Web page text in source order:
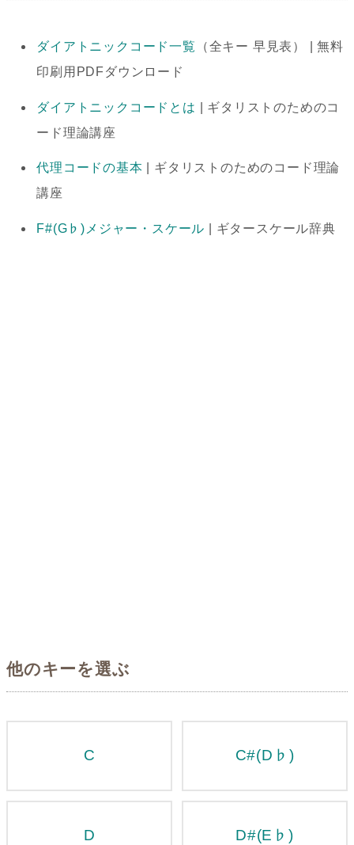
ダイアトニックコード一覧
（全キー 早見表） | 無料
印刷用PDFダウンロード
ダイアトニックコードとは
| ギタリストのためのコ
ード理論講座
代理コードの基本 | ギタリストのためのコード理論
講座
F#(G♭)メジャー・スケール | ギタースケール辞典
他のキーを選ぶ
C C#(D♭)
D D#(E♭)